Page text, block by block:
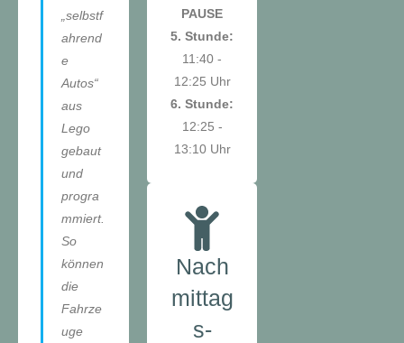
PAUSE
5. Stunde:
11:40 -
12:25 Uhr
6. Stunde:
12:25 -
13:10 Uhr
Nach
mittag
s-
„selbstf
ahrend
e
Autos“
aus
Lego
gebaut
und
progra
mmiert.
So
können
die
Fahrze
uge